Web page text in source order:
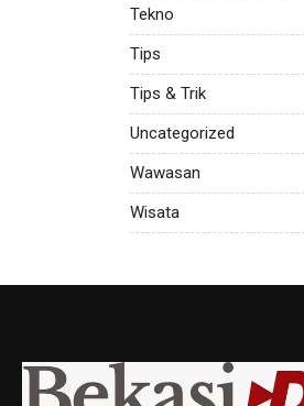
Tekno
Tips
Tips & Trik
Uncategorized
Wawasan
Wisata